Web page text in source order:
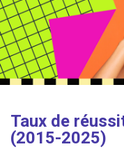
Taux de
(2015-2025)